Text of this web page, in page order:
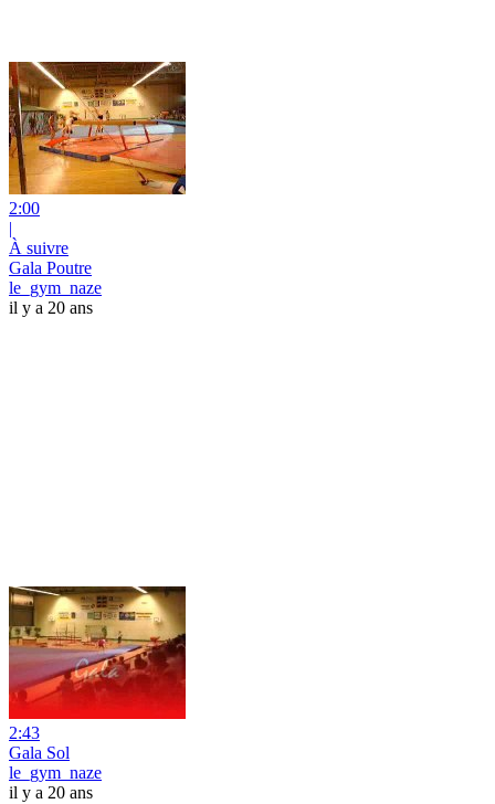
2:00
|
À suivre
Gala Poutre
le_gym_naze
il y a 20 ans
2:43
Gala Sol
le_gym_naze
il y a 20 ans